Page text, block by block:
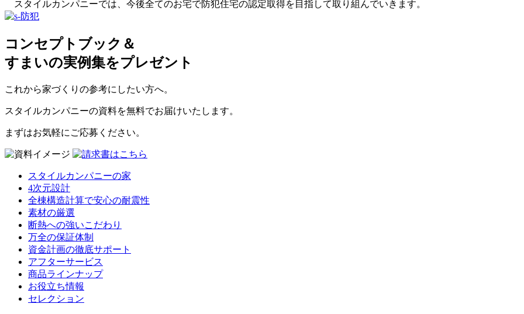
スタイルカンパニーでは、今後全てのお宅で防犯住宅の認定取得を目指して取り組んでいきます。
コンセプトブック＆
すまいの実例集をプレゼント
これから家づくりの参考にしたい方へ。
スタイルカンパニーの資料を無料でお届けいたします。
まずはお気軽にご応募ください。
スタイルカンパニーの家
4次元設計
全棟構造計算で安心の耐震性
素材の厳選
断熱への強いこだわり
万全の保証体制
資金計画の徹底サポート
アフターサービス
商品ラインナップ
お役立ち情報
セレクション